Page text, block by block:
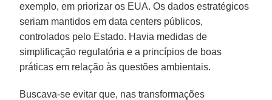
exemplo, em priorizar os EUA. Os dados estratégicos
seriam mantidos em data centers públicos,
controlados pelo Estado. Havia medidas de
simplificação regulatória e a princípios de boas
práticas em relação às questões ambientais.
Buscava-se evitar que, nas transformações